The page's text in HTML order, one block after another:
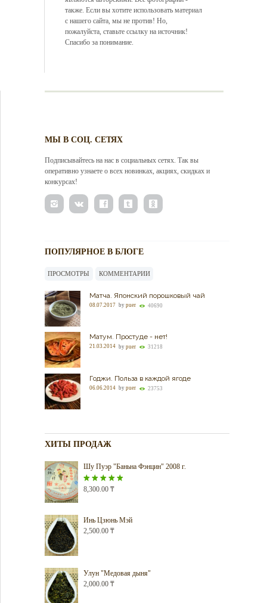
также. Если вы хотите использовать материал
с нашего сайта, мы не против! Но,
пожалуйста, ставьте ссылку на источник!
Спасибо за понимание.
МЫ В СОЦ. СЕТЯХ
Подписывайтесь на нас в социальных сетях. Так вы
оперативно узнаете о всех новинках, акциях, скидках и
конкурсах!
ПОПУЛЯРНОЕ В БЛОГЕ
ПРОСМОТРЫ КОММЕНТАРИИ
Матча. Японский порошковый чай
08.07.2017 by puer 40690
Матум. Простуде - нет!
21.03.2014 by puer 31218
Годжи. Польза в каждой ягоде
06.06.2014 by puer 23753
ХИТЫ ПРОДАЖ
Шу Пуэр "Баньна Фэнцин" 2008 г.
Оценка5.00
8,300.00 ₸
Инь Цзюнь Мэй
2,500.00 ₸
Улун "Медовая дыня"
2,000.00 ₸